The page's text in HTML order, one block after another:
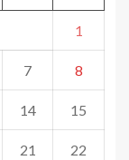
1
7 8
14 15
21 22